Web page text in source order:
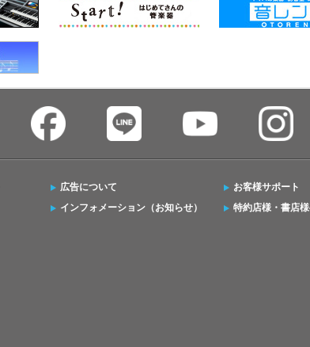
広告について
インフォメーション（お知らせ）
お客様サポート
特約店様・書店